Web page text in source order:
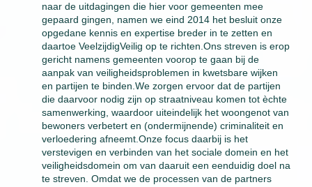
naar de uitdagingen die hier voor gemeenten mee
gepaard gingen, namen we eind 2014 het besluit onze
opgedane kennis en expertise breder in te zetten en
daartoe VeelzijdigVeilig op te richten.Ons streven is erop
gericht namens gemeenten voorop te gaan bij de
aanpak van veiligheidsproblemen in kwetsbare wijken
en partijen te binden.We zorgen ervoor dat de partijen
die daarvoor nodig zijn op straatniveau komen tot èchte
samenwerking, waardoor uiteindelijk het woongenot van
bewoners verbetert en (ondermijnende) criminaliteit en
verloedering afneemt.Onze focus daarbij is het
verstevigen en verbinden van het sociale domein en het
veiligheidsdomein om van daaruit een eenduidig doel na
te streven. Omdat we de processen van de partners